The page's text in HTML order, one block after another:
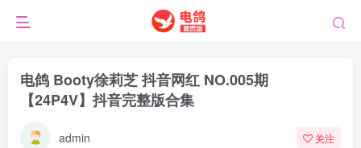
电鸽 Booty徐莉芝 抖音网红 NO.005期
【24P4V】抖音完整版合集
admin 关注